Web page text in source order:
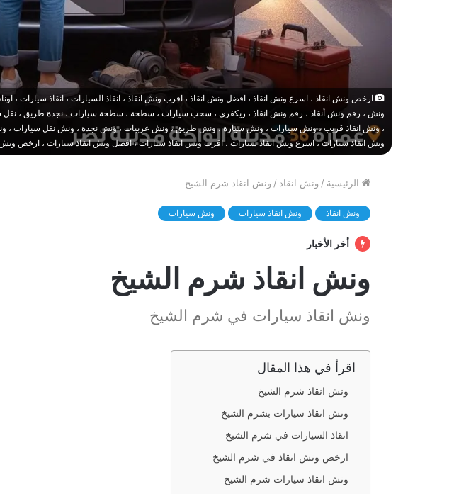
ارخص ونش انقاذ ، اسرع ونش انقاذ ، افضل ونش انقاذ ، اقرب ونش انقاذ ، انقاذ السيارات ، انقاذ سيارات ،
ونش ، رقم ونش أنقاذ ، رقم ونش انقاذ ، ريكفري ، سحب سيارات ، سطحة ، سطحة سيارات ، نجدة طريق ، نقل
، ونش انقاذ قريب ، ونش سيارات ، ونش سيارة ، ونش طريق ، ونش عربيات ، ونش نجدة ، ونش نقل سيارات ،
ونش انقاذ سيارات ، اسرع ونش انقاذ سيارات ، اقرب ونش انقاذ سيارات ، افضل ونش انقاذ سيارات ، ارخص
الرئيسية / ونش انقاذ / ونش انقاذ شرم الشيخ
ونش انقاذ ونش انقاذ سيارات ونش سيارات
أخر الأخبار
ونش انقاذ شرم الشيخ
ونش انقاذ سيارات في شرم الشيخ
اقرأ في هذا المقال
ونش انقاذ شرم الشيخ
ونش انقاذ سيارات بشرم الشيخ
انقاذ السيارات في شرم الشيخ
ارخص ونش انقاذ في شرم الشيخ
ونش انقاذ سيارات شرم الشيخ